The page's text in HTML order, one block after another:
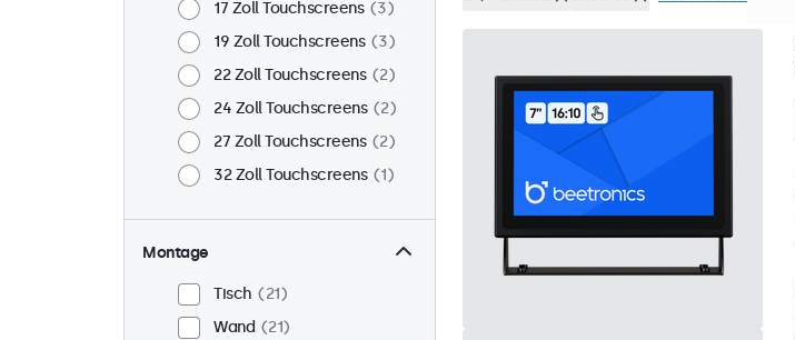
17 Zoll Touchscreens
3
19 Zoll Touchscreens
3
22 Zoll Touchscreens
2
24 Zoll Touchscreens
2
27 Zoll Touchscreens
2
32 Zoll Touchscreens
1
Montage
Tisch
21
Wand
21